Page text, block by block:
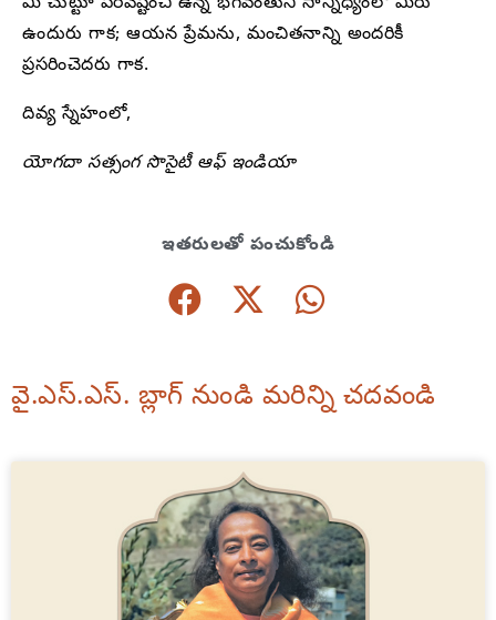
ఉందురు గాక; ఆయన ప్రేమను, మంచితనాన్ని అందరికీ
ప్రసరించెదరు గాక.
దివ్య స్నేహంలో,
యోగదా సత్సంగ సొసైటీ ఆఫ్ ఇండియా
ఇతరులతో పంచుకోండి
వై.ఎస్.ఎస్. బ్లాగ్ నుండి మరిన్ని చదవండి